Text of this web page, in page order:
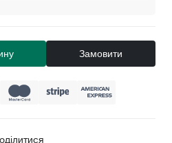
Замовити